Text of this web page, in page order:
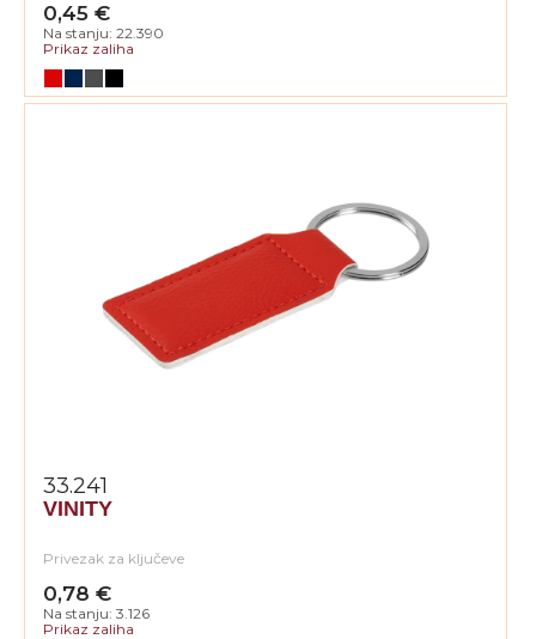
0,45 €
Na stanju: 22.390
Prikaz zaliha
33.241
VINITY
Privezak za ključeve
0,78 €
Na stanju: 3.126
Prikaz zaliha